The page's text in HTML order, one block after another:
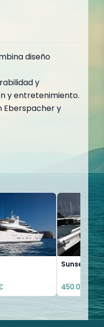
diseño
y
y entretenimiento.
Eberspacher y
Sunseeker
450.000 €